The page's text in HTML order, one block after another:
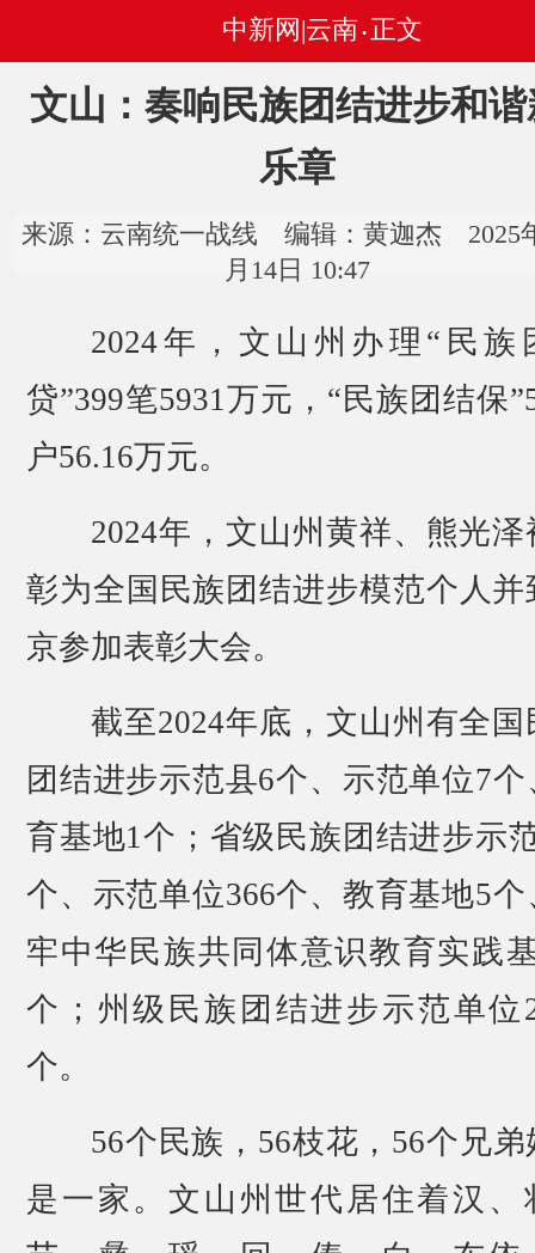
中新网|云南 • 正文
文山：奏响民族团结进步和谐
乐章
来源：云南统一战线 编辑：黄迦杰 2025
月14日 10:47
2024年，文山州办理“民族
贷”399笔5931万元，“民族团结保
户56.16万元。
2024年，文山州黄祥、熊光泽
彰为全国民族团结进步模范个人并
京参加表彰大会。
截至2024年底，文山州有全国
团结进步示范县6个、示范单位7个
育基地1个；省级民族团结进步示
个、示范单位366个、教育基地5个
牢中华民族共同体意识教育实践
个；州级民族团结进步示范单位
个。
56个民族，56枝花，56个兄弟
是一家。文山州世代居住着汉、